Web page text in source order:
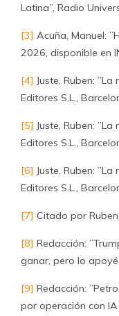
Latina”, Radio
[3] Acuña, Manuel:
2026, disponible en
[4] Juste, Ruben:
Editores S.L.,
[5] Juste, Ruben:
Editores S.L.,
[6] Juste, Ruben:
Editores S.L.,
[7] Citado por
[8] Redacción:
ganar, pero lo
[9] Redacción:
por operación con